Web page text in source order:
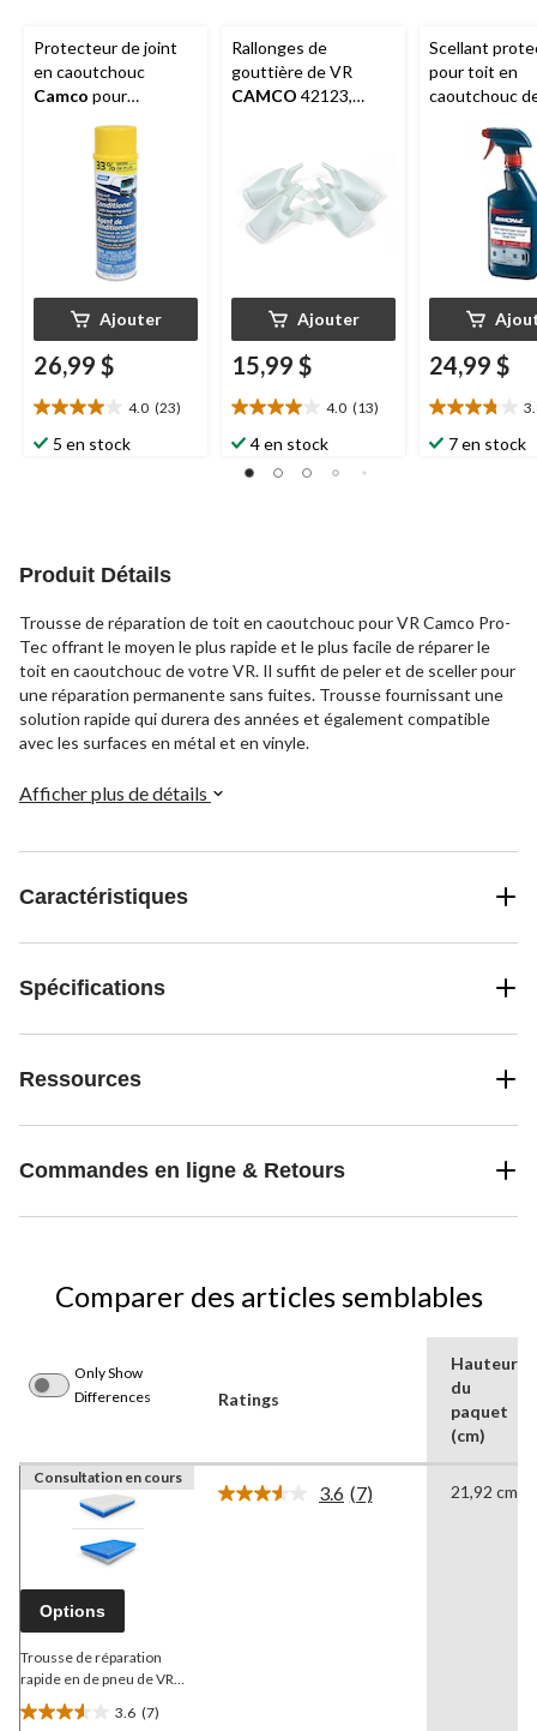
Protecteur de joint
en caoutchouc
Camco pour
Ajouter
26,99 $
4.0 (23)
4.0
étoile(s)
5 en stock
Rallonges de
gouttière de VR
CAMCO 42123,
Ajouter
15,99 $
4.0 (13)
4.0
étoile(s)
sur
4 en stock
Scellant
pour toit en
caoutchouc
24,99 $
3.8
étoile(s)
7 en stock
Produit Détails
Trousse de réparation de toit en caoutchouc pour VR Camco Pro-
Tec offrant le moyen le plus rapide et le plus facile de réparer le
toit en caoutchouc de votre VR. Il suffit de peler et de sceller pour
une réparation permanente sans fuites. Trousse fournissant une
solution rapide qui durera des années et également compatible
avec les surfaces en métal et en vinyle.
Afficher plus de détails
Caractéristiques
Spécifications
Ressources
Commandes en ligne & Retours
Comparer des articles semblables
Only Show
Differences
Ratings
Hauteur
du
paquet
(cm)
Consultation en cours
Options
Trousse de réparation
rapide en de pneu de VR
CAMCO
Pro-Tech
3.6 (7)
3.6
3.6 Lire
(7) 21,92 cm